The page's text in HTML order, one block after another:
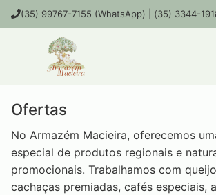
(35) 99767-7155 (WhatsApp) | (35) 3344-
Ofertas
No Armazém Macieira, oferecemos
especial de produtos regionais e
promocionais. Trabalhamos com
cachaças premiadas, cafés especiais,